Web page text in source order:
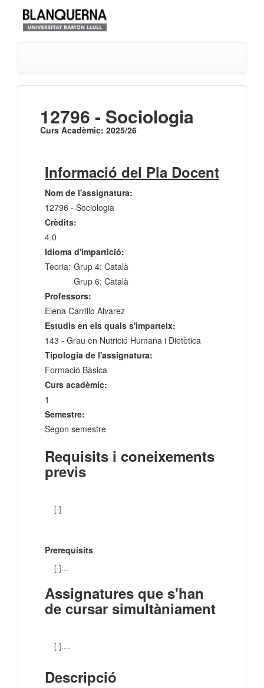
12796 - Sociologia
Curs Acadèmic: 2025/26
Informació del Pla Docent
Nom de l'assignatura:
12796 - Sociologia
Crèdits:
4.0
Idioma d'impartició:
Teoria: Grup 4: Català
Grup 6: Català
Professors:
Elena Carrillo Alvarez
Estudis en els quals s'imparteix:
143 - Grau en Nutrició Humana i Dietètica
Tipologia de l'assignatura:
Formació Bàsica
Curs acadèmic:
1
Semestre:
Segon semestre
Requisits i coneixements
previs
[-]
Prerequisits
[-]...
Assignatures que s'han
de cursar simultàniament
[-]....
Descripció